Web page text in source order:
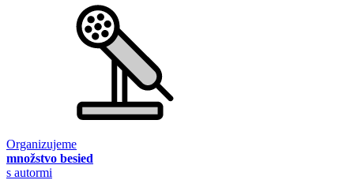
Organizujeme
množstvo besied
s autormi